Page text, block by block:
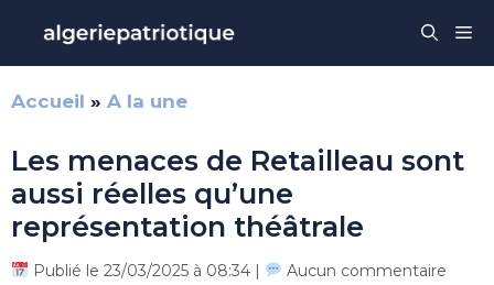
contenu
Accueil » A la une
Les menaces de Retailleau sont
aussi réelles qu’une
représentation théâtrale
Publié le 23/03/2025 à 08:34 | Aucun commentaire